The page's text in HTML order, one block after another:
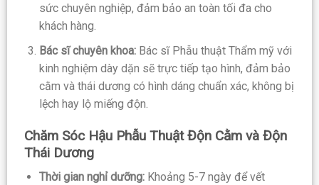
sức chuyên nghiệp, đảm bảo an toàn tối đa cho
khách hàng.
Bác sĩ chuyên khoa:Bác sĩ Phẫu thuật Thẩm mỹ với
kinh nghiệm dày dặn sẽ trực tiếp tạo hình, đảm bảo
cằm và thái dương có hình dáng chuẩn xác, không bị
lệch hay lộ miếng độn.
Chăm Sóc Hậu Phẫu Thuật Độn Cằm và Độn
Thái Dương
Thời gian nghỉ dưỡng:Khoảng 5-7 ngày để vết